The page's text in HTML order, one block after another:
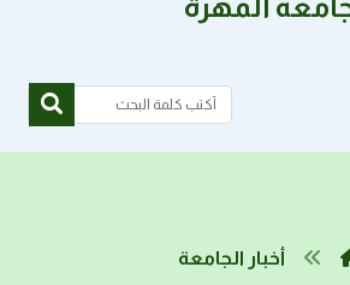
المهرة
أخبار الجامعة